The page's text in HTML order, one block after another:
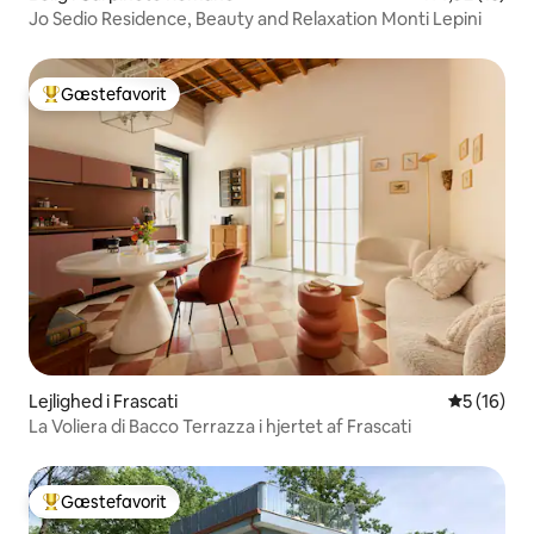
Jo Sedio Residence, Beauty and Relaxation Monti Lepini
Bedste gæstefavorit
Gæstefavorit
Lejlighed i Frascati 5 ud af 5 i
5 (16)
La Voliera di Bacco Terrazza i hjertet af Frascati
Bedste gæstefavorit
Gæstefavorit